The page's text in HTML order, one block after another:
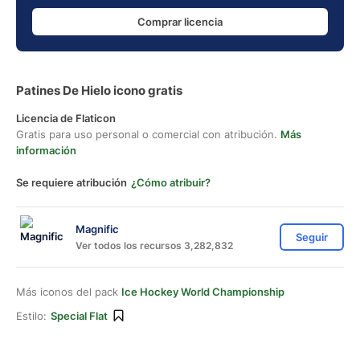
Comprar licencia
Patines De Hielo icono gratis
Licencia de Flaticon
Gratis para uso personal o comercial con atribución. Más
información
Se requiere atribución ¿Cómo atribuir?
Magnific
Ver todos los recursos 3,282,832
Seguir
Más iconos del pack Ice Hockey World Championship
Estilo: Special Flat